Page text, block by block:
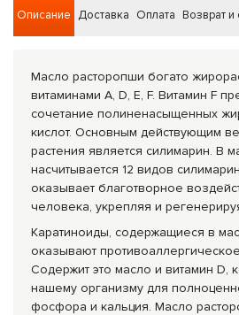
Описание Доставка Оплата Возврат
Масло расторопши богато
витаминами A, D, E, F. Витамин F
сочетание полиненасыщенных
кислот. Основным действующим
растения является силимарин. В
насчитывается 12 видов
оказывает благотворное
человека, укрепляя и
Каратиноиды, содержащиеся в
оказывают
Содержит это масло и витамин D,
нашему организму для
фосфора и кальция. Масло